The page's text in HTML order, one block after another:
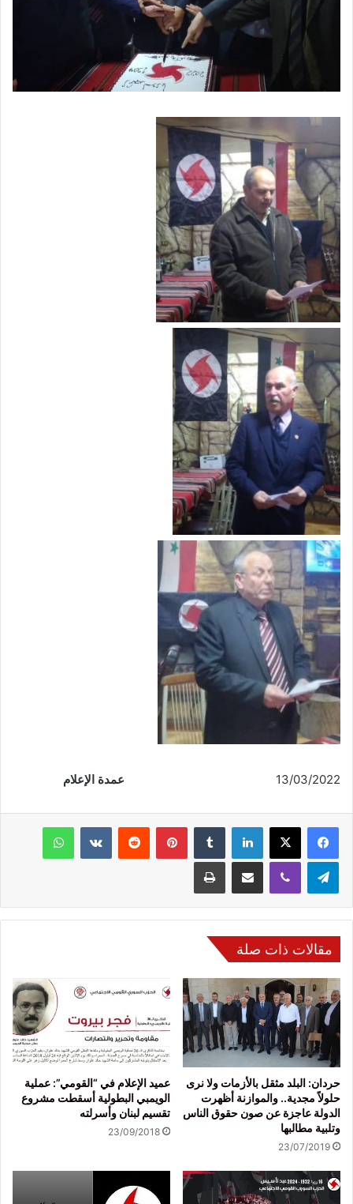
13/03/2022 عمدة الإعلام
فيسبوك لينكدإن بينتيريست
مقالات ذات صلة
حردان: البلد مثقل بالأزمات ولا نرى
حلولاً مجدية.. والموازنة أظهرت
الدولة عاجزة عن صون حقوق الناس
وتلبية مطالبها
23/07/2019
عميد الإعلام في “القومي”: عملية
الويمبي البطولية أسقطت مشروع
تقسيم لبنان وأسرلته
23/09/2018